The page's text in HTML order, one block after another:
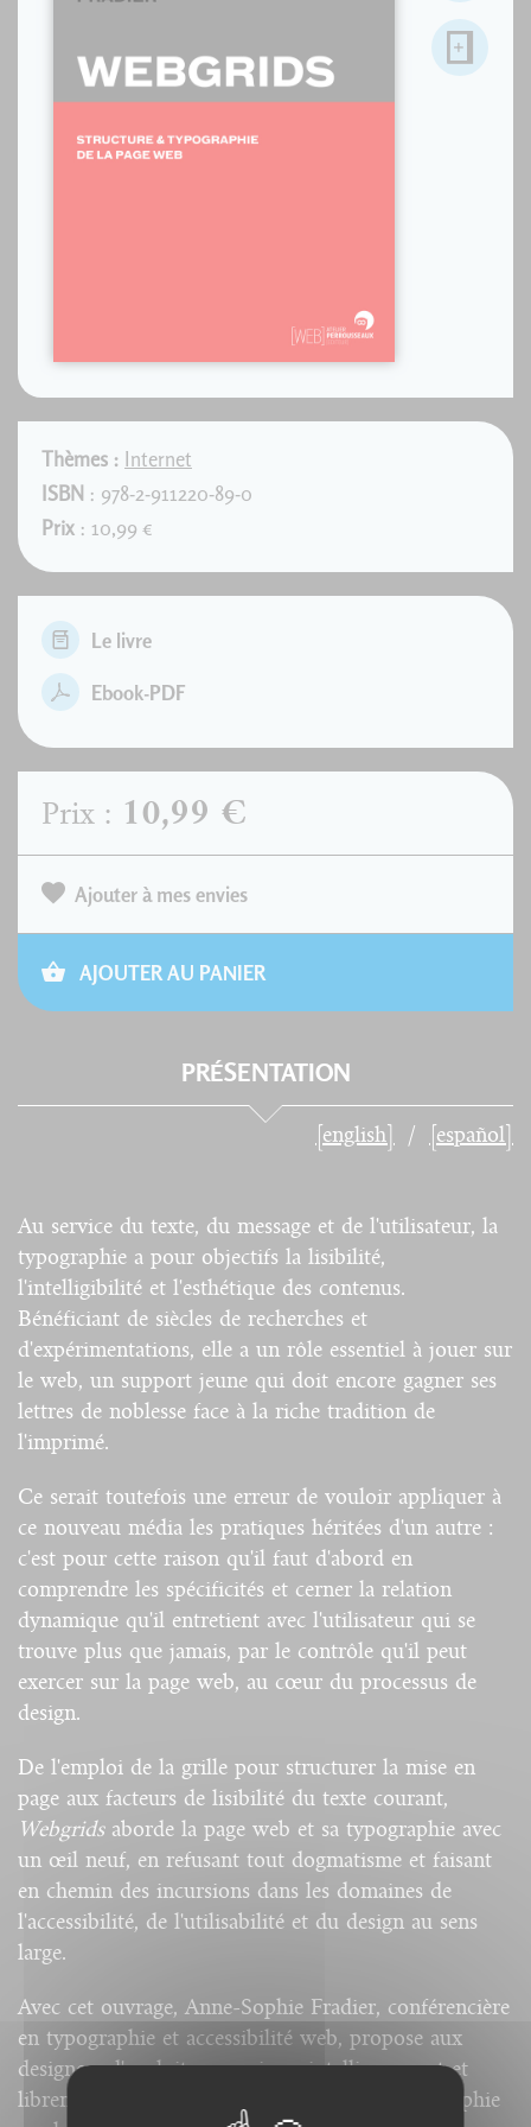
Thèmes : Internet
ISBN : 978-2-911220-89-0
Prix : 10,99 €
Le livre
Ebook-PDF
Prix : 10,99 €
Ajouter à mes envies
AJOUTER AU PANIER
PRÉSENTATION
[english] [español]
Au service du texte, du message et de l'utilisateur, la
typographie a pour objectifs la lisibilité,
l'intelligibilité et l'esthétique des contenus.
Bénéficiant de siècles de recherches et
d'expérimentations, elle a un rôle essentiel à jouer sur
le web, un support jeune qui doit encore gagner ses
lettres de noblesse face à la riche tradition de
l'imprimé.
Ce serait toutefois une erreur de vouloir appliquer à
ce nouveau média les pratiques héritées d'un autre :
c'est pour cette raison qu'il faut d'abord en
comprendre les spécificités et cerner la relation
dynamique qu'il entretient avec l'utilisateur qui se
trouve plus que jamais, par le contrôle qu'il peut
exercer sur la page web, au cœur du processus de
design.
De l'emploi de la grille pour structurer la mise en
page aux facteurs de lisibilité du texte courant,
Webgridsaborde la page web et sa typographie avec
un œil neuf, en refusant tout dogmatisme et faisant
en chemin des incursions dans les domaines de
l'accessibilité, de l'utilisabilité et du design au sens
large.
Avec cet ouvrage, Anne-Sophie Fradier, conférencière
en typographie et accessibilité web, propose aux
designers d'exploiter au mieux, intelligemment et
librement, les possibilités offertes par la typographie